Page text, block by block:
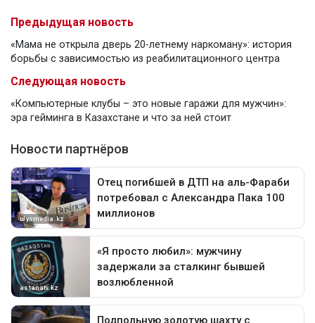
Предыдущая новость
«Мама не открыла дверь 20-летнему наркоману»: история
борьбы с зависимостью из реабилитационного центра
Следующая новость
«Компьютерные клубы – это новые гаражи для мужчин»:
эра гейминга в Казахстане и что за ней стоит